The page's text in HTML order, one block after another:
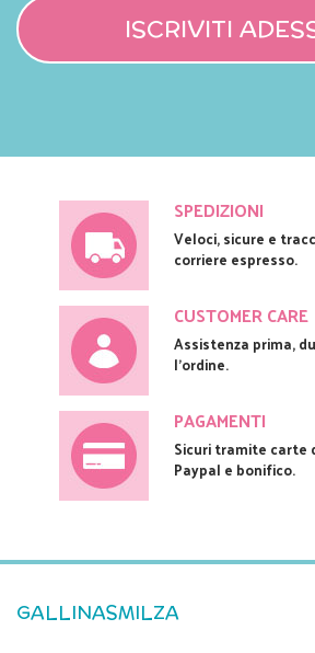
ISCRIVITI
SPEDIZIONI
Veloci, sicure e
corriere espresso.
CUSTOMER CARE
Assistenza prima,
l'ordine.
PAGAMENTI
Sicuri tramite carte
Paypal e bonifico.
GALLINASMILZA